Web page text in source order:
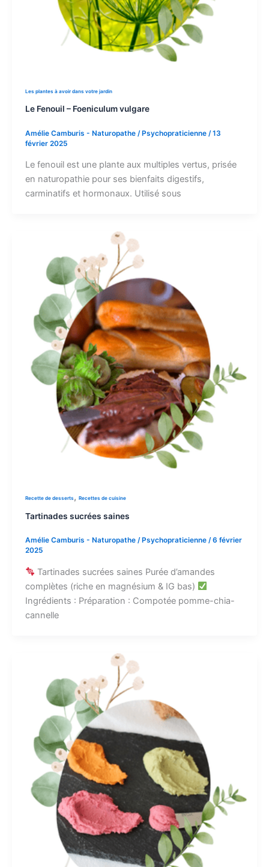
Les plantes à avoir dans votre jardin
Le Fenouil – Foeniculum vulgare
Amélie Camburis - Naturopathe / Psychopraticienne /13
février 2025
Le fenouil est une plante aux multiples vertus, prisée
en naturopathie pour ses bienfaits digestifs,
carminatifs et hormonaux. Utilisé sous
Recette de desserts , Recettes de cuisine
Tartinades sucrées saines
Amélie Camburis - Naturopathe / Psychopraticienne /6 février
2025
Tartinades sucrées saines Purée d’amandes
complètes (riche en magnésium & IG bas)
Ingrédients : Préparation : Compotée pomme-chia-
cannelle